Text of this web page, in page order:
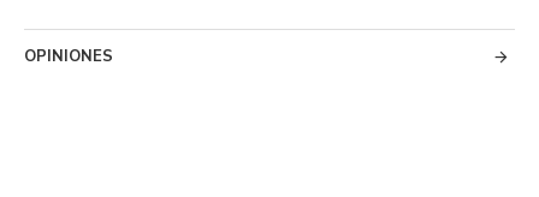
OPINIONES